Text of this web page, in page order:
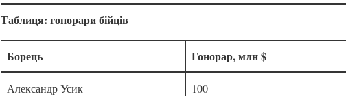
Таблиця: гонорари бійців
Борець Гонорар, млн $
Александр Усик 100